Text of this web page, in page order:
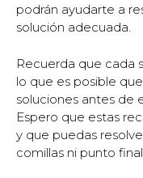
podrán ayudarte a
solución adecuada.
Recuerda que cada
lo que es posible
soluciones antes de
Espero que estas
y que puedas
comillas ni punto final.